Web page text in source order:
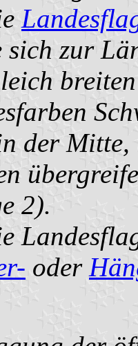
sich zur
der Mitte,
2).
oder